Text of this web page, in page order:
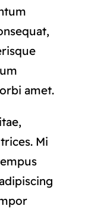
amet.
Mi